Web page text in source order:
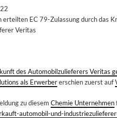
erteilten EC 79-Zulassung durch das
Veritas
des Automobilzulieferers Veritas
als Erwerbererschien zuerst auf
zu diesem Chemie Unternehmen
automobil-und-